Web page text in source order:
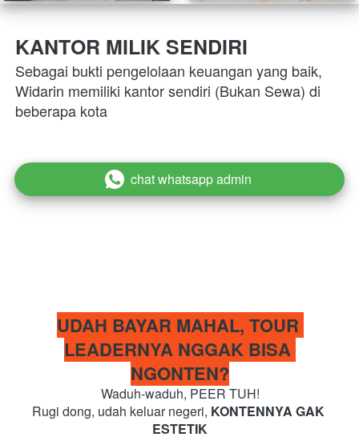
KANTOR MILIK SENDIRI
Sebagai bukti pengelolaan keuangan yang baik,
Widarin memiliki kantor sendiri (Bukan Sewa) di
beberapa kota
` chat whatsapp admin
UDAH BAYAR MAHAL, TOUR
LEADERNYA NGGAK BISA
NGONTEN?
Waduh-waduh, PEER TUH!
Rugi dong, udah keluar negeri, KONTENNYA GAK
ESTETIK